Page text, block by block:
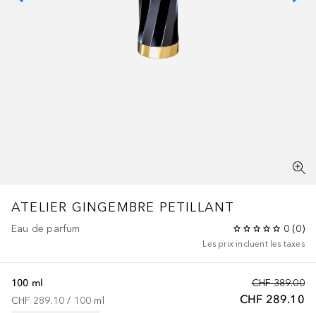
ATELIER GINGEMBRE PETILLANT
Eau de parfum 0 (0)
Les prix incluent les taxes
CHF 389.00
CHF 289.10
100 ml
CHF 289.10 / 100 ml